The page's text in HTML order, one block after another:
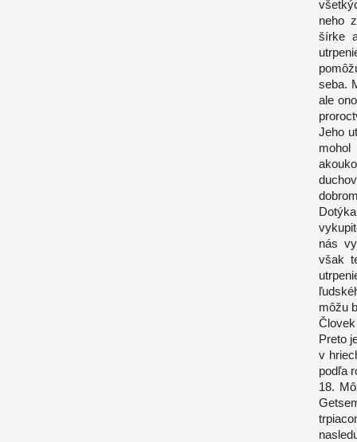
neho
šírke
seba.
ale
Jeho
nás
však
môžu
Preto
v
podľa
18.